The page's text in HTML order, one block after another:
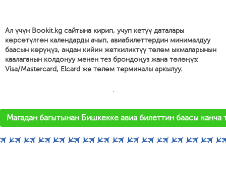
Ал үчүн Bookit.kg сайтына кирип, учуп кетүү даталары
көрсөтүлгөн календарды ачып, авиабилеттердин минималдуу
баасын көрүңүз, андан кийин жеткиликтүү төлөм ыкмаларынын
каалаганын колдонуу менен тез брондоңуз жана төлөңүз:
Visa/Mastercard, Elcard же төлөм терминалы аркылуу.
'
Магадан багытынан Бишкекке авиа билеттин баасы канча